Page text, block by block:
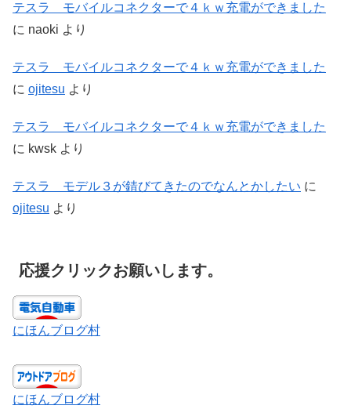
テスラ モバイルコネクターで４ｋｗ充電ができました
に naoki より
テスラ モバイルコネクターで４ｋｗ充電ができました
に ojitesu より
テスラ モバイルコネクターで４ｋｗ充電ができました
に kwsk より
テスラ モデル３が錆びてきたのでなんとかしたい に
ojitesu より
応援クリックお願いします。
にほんブログ村
にほんブログ村